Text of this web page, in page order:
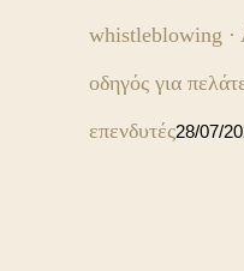
whistleblowing ·
οδηγός για
επενδυτές28/07/